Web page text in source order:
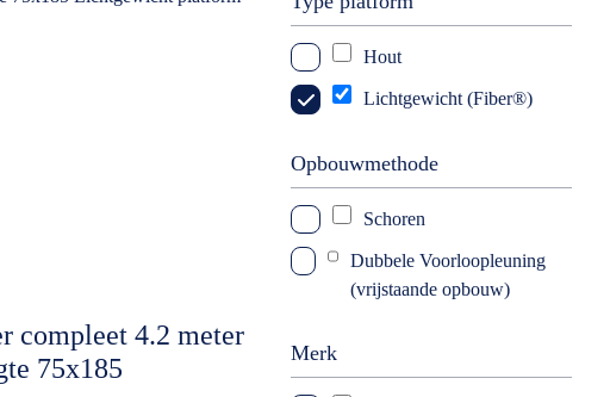
compleet 4.2 meter
75x185
Hout
Lichtgewicht (Fiber®)
Opbouwmethode
Schoren
Dubbele Voorloopleuning
(vrijstaande opbouw)
Merk